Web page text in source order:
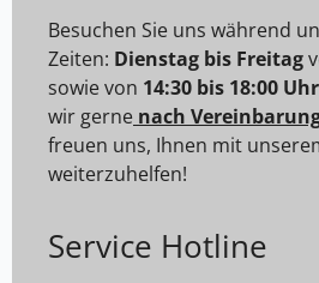
Besuchen Sie uns während
Zeiten: Dienstag bis Freitag
sowie von 14:30 bis 18:00 Uhr
wir gerne nach
freuen uns, Ihnen mit
weiterzuhelfen!
Service Hotline